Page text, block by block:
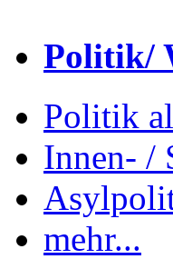
Politik/
Politik
Innen- /
mehr...